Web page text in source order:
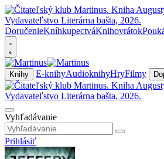
DoručenieKníhkupectváKnihovrátok
Knihy E-knihyAudioknihyHryFilmy
Vyhľadávanie
Prihlásiť